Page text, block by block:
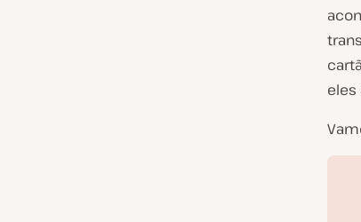
eles